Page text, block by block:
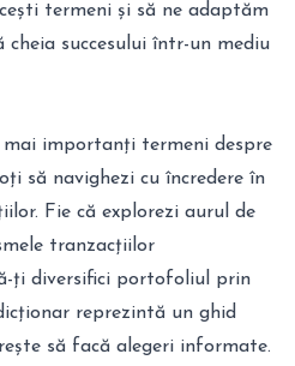
termeni și să ne adaptăm
cheia succesului într-un mediu
mai importanți termeni despre
să navighezi cu încredere în
Fie că explorezi aurul de
tranzacțiilor
ți diversifici portofoliul prin
reprezintă un ghid
să facă alegeri informate.